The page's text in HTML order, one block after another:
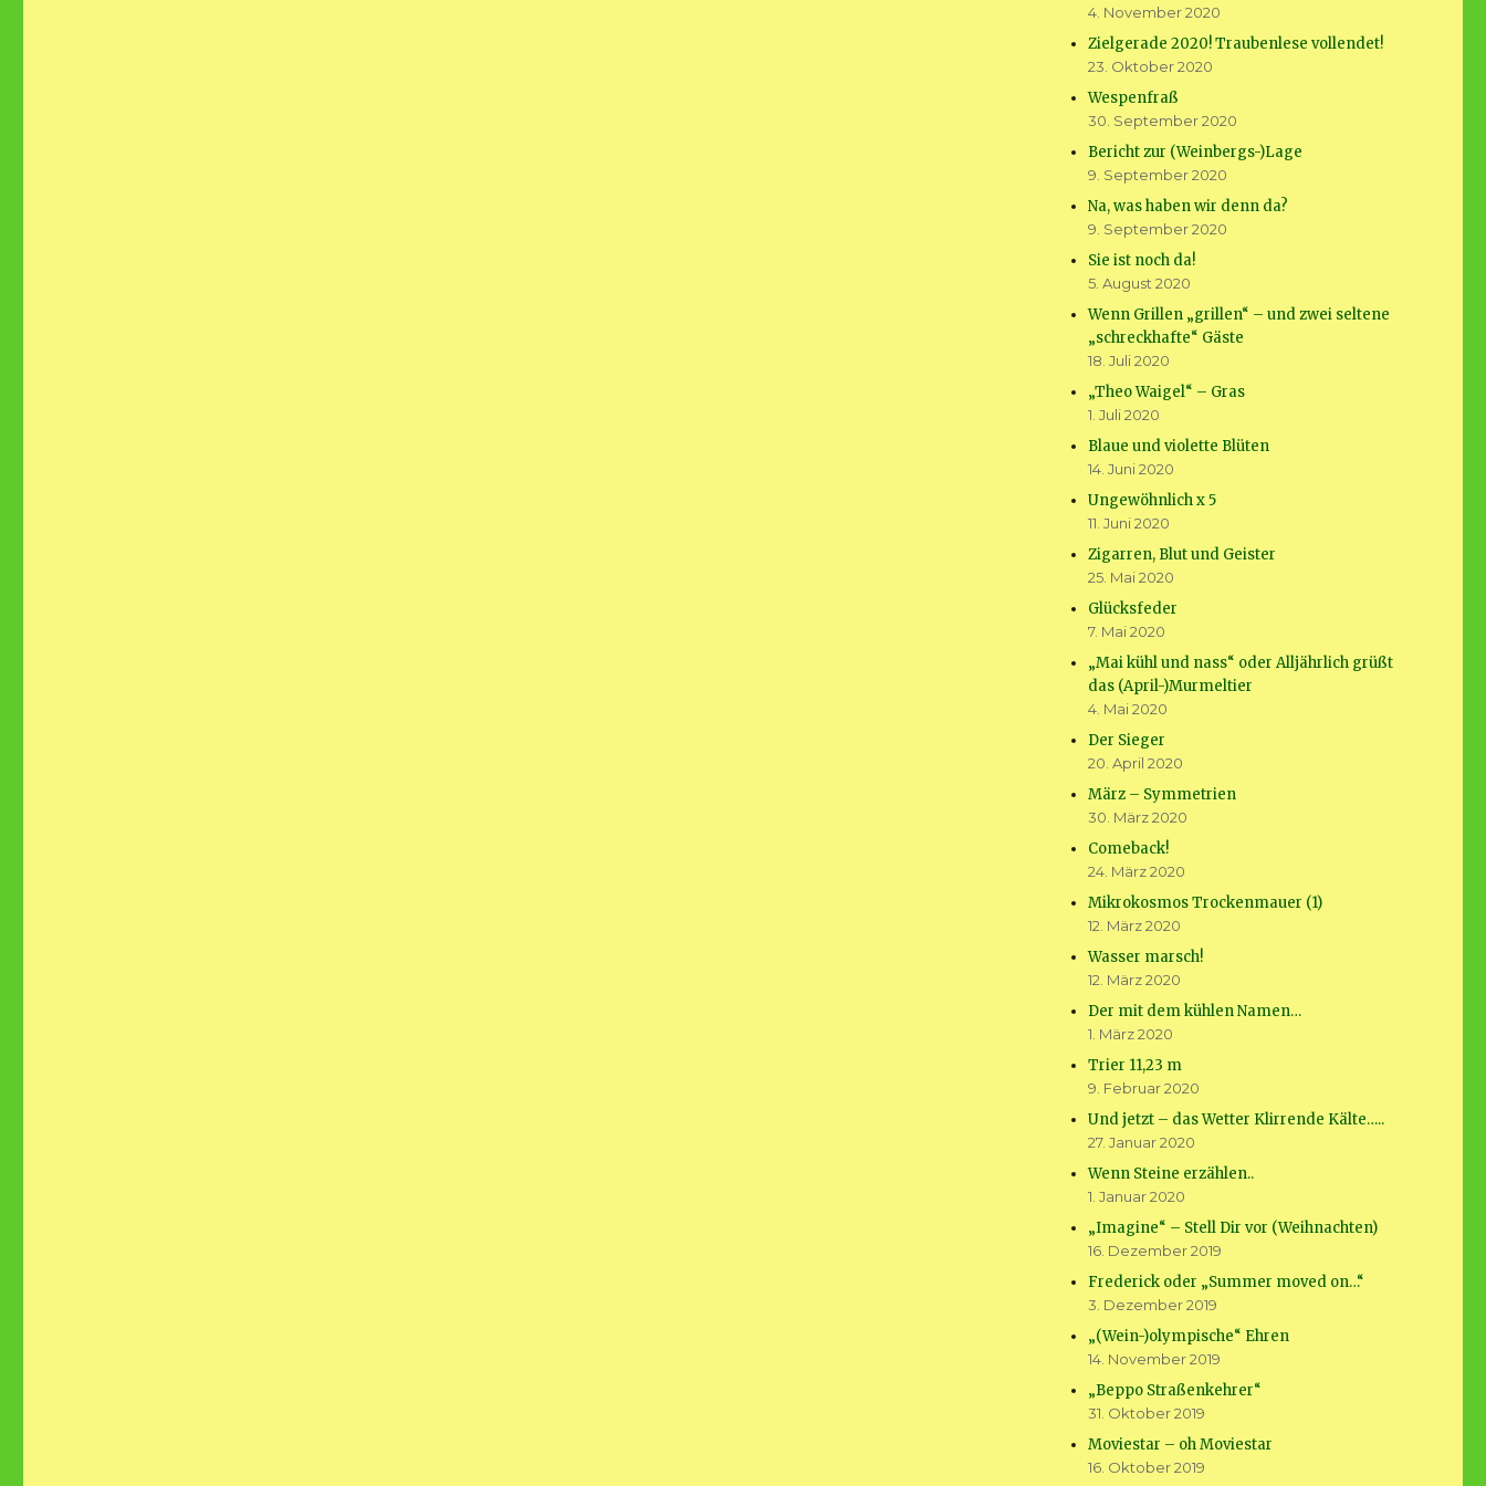
4. November 2020
Zielgerade 2020! Traubenlese vollendet!
23. Oktober 2020
Wespenfraß
30. September 2020
Bericht zur (Weinbergs-)Lage
9. September 2020
Na, was haben wir denn da?
9. September 2020
Sie ist noch da!
5. August 2020
Wenn Grillen „grillen“ – und zwei seltene
„schreckhafte“ Gäste
18. Juli 2020
„Theo Waigel“ – Gras
1. Juli 2020
Blaue und violette Blüten
14. Juni 2020
Ungewöhnlich x 5
11. Juni 2020
Zigarren, Blut und Geister
25. Mai 2020
Glücksfeder
7. Mai 2020
„Mai kühl und nass“ oder Alljährlich grüßt
das (April-)Murmeltier
4. Mai 2020
Der Sieger
20. April 2020
März – Symmetrien
30. März 2020
Comeback!
24. März 2020
Mikrokosmos Trockenmauer (1)
12. März 2020
Wasser marsch!
12. März 2020
Der mit dem kühlen Namen…
1. März 2020
Trier 11,23 m
9. Februar 2020
Und jetzt – das Wetter Klirrende Kälte…..
27. Januar 2020
Wenn Steine erzählen..
1. Januar 2020
„Imagine“ – Stell Dir vor (Weihnachten)
16. Dezember 2019
Frederick oder „Summer moved on…“
3. Dezember 2019
„(Wein-)olympische“ Ehren
14. November 2019
„Beppo Straßenkehrer“
31. Oktober 2019
Moviestar – oh Moviestar
16. Oktober 2019